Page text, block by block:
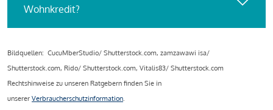
Wohnkredit?
Bildquellen: CucuMberStudio/ Shutterstock.com, zamzawawi isa/
Shutterstock.com, Rido/ Shutterstock.com, Vitalis83/ Shutterstock.com
Rechtshinweise zu unseren Ratgebern finden Sie in
unserer Verbraucherschutzinformation.